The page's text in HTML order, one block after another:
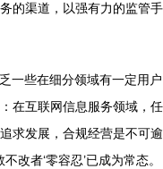
的渠道，以强有力的监管手
一些在细分领域有一定用户
在互联网信息服务领域，任
求发展，合规经营是不可逾
改者‘零容忍’已成为常态。